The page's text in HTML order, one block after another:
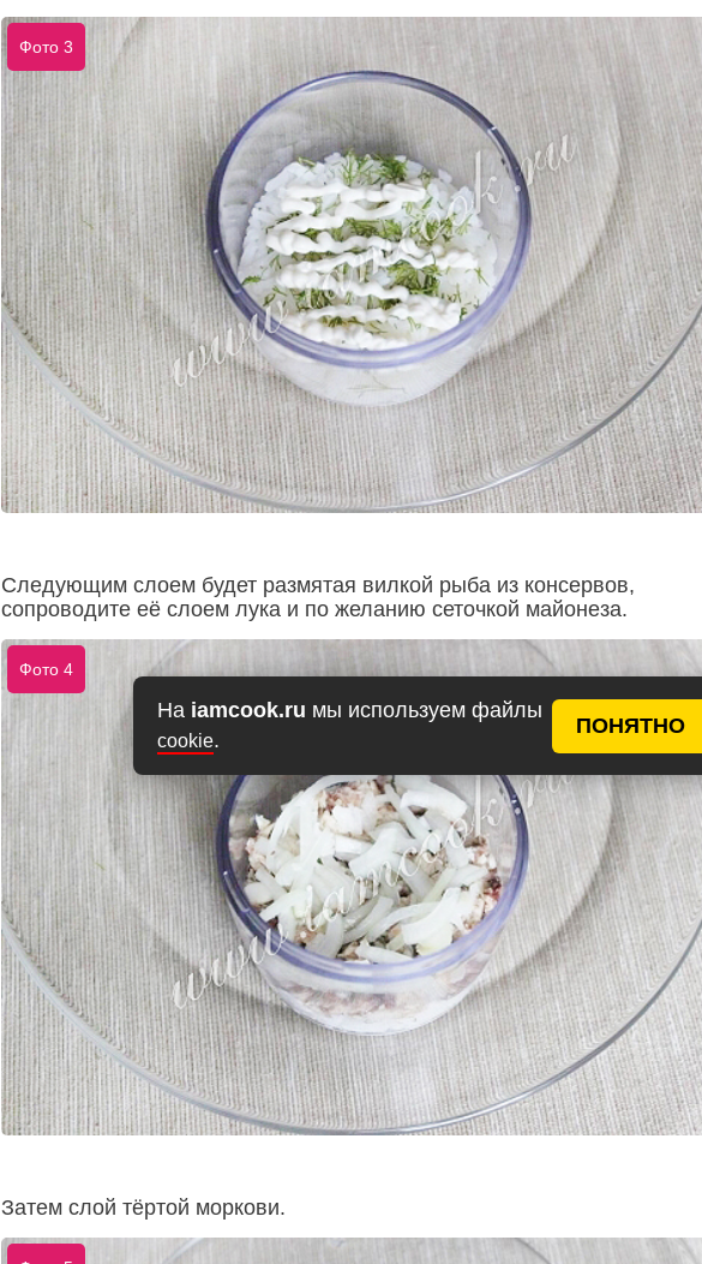
На iamcook.ru мы используем файлы
cookie.
ПОНЯТНО
Фото 3
Следующим слоем будет размятая вилкой рыба из консервов,
сопроводите её слоем лука и по желанию сеточкой майонеза.
Фото 4
Затем слой тёртой моркови.